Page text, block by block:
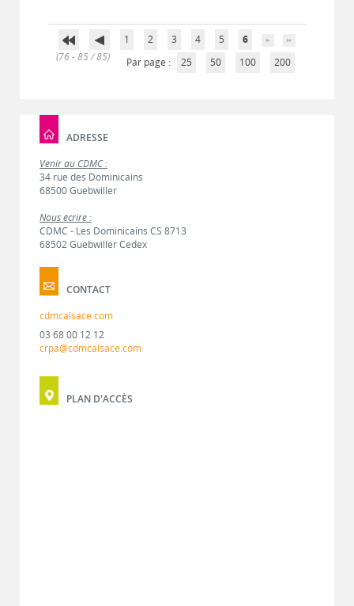
1 2 3 4 5
6
(76 - 85 / 85)
Par page : 25 50 100 200
ADRESSE
Venir au CDMC :
34 rue des Dominicains
68500 Guebwiller
Nous écrire :
CDMC - Les Dominicains CS 8713
68502 Guebwiller Cedex
CONTACT
cdmcalsace.com
03 68 00 12 12
crpa@cdmcalsace.com
PLAN D'ACCÈS